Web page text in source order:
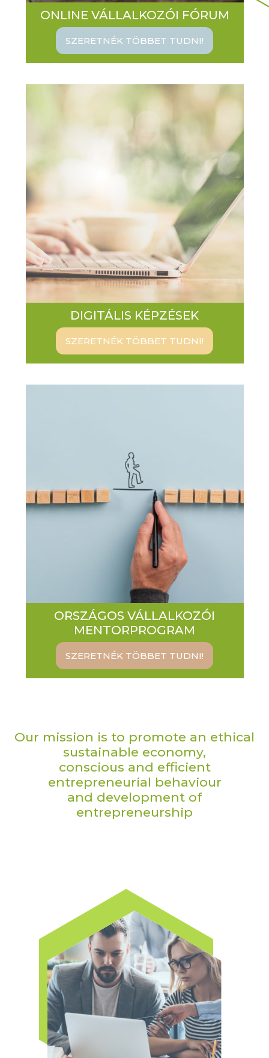
ONLINE VÁLLALKOZÓI FÓRUM
SZERETNÉK TÖBBET TUDNI!
DIGITÁLIS KÉPZÉSEK
SZERETNÉK TÖBBET TUDNI!
ORSZÁGOS VÁLLALKOZÓI
MENTORPROGRAM
SZERETNÉK TÖBBET TUDNI!
Our mission is to promote an ethical
sustainable economy,
conscious and efficient
entrepreneurial behaviour
and development of
entrepreneurship